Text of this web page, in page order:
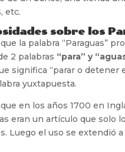
etc.
sobre los
la palabra “Paraguas”
2 palabras “para” y
significa “parar o detener
yuxtapuesta.
en los años 1700 en
eran un artículo que solo
Luego el uso se extendió